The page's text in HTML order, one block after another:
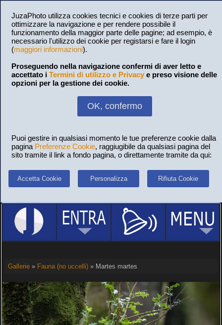
JuzaPhoto utilizza cookies tecnici e cookies di terze parti per
ottimizzare la navigazione e per rendere possibile il
funzionamento della maggior parte delle pagine; ad esempio, è
necessario l'utilizzo dei cookie per registarsi e fare il login
(maggiori informazioni).
Proseguendo nella navigazione confermi di aver letto e
accettato i Termini di utilizzo e Privacy e preso visione delle
opzioni per la gestione dei cookie.
OK, confermo
Puoi gestire in qualsiasi momento le tue preferenze cookie dalla
pagina Preferenze Cookie, raggiugibile da qualsiasi pagina del
sito tramite il link a fondo pagina, o direttamente tramite da qui:
Accetta Cookie Personalizza Rifiuta Cookie
Gallerie» Fauna (no uccelli)» Martes martes